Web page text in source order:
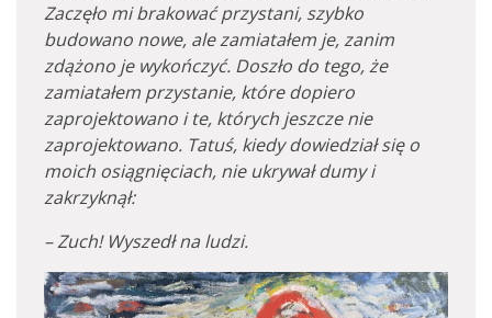
Zaczęło mi brakować przystani, szybko
budowano nowe, ale zamiatałem je, zanim
zdążono je wykończyć. Doszło do tego, że
zamiatałem przystanie, które dopiero
zaprojektowano i te, których jeszcze nie
zaprojektowano. Tatuś, kiedy dowiedział się o
moich osiągnięciach, nie ukrywał dumy i
zakrzyknął:
– Zuch! Wyszedł na ludzi.